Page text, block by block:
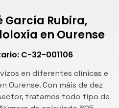
García Rubira,
en Ourense
C-32-001106
en diferentes clínicas e
Ourense. Con máis de dez
tratamos todo tipo de